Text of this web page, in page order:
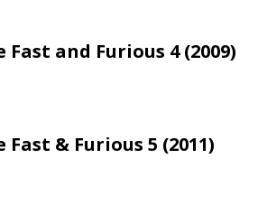
and Furious 4 (2009)
& Furious 5 (2011)